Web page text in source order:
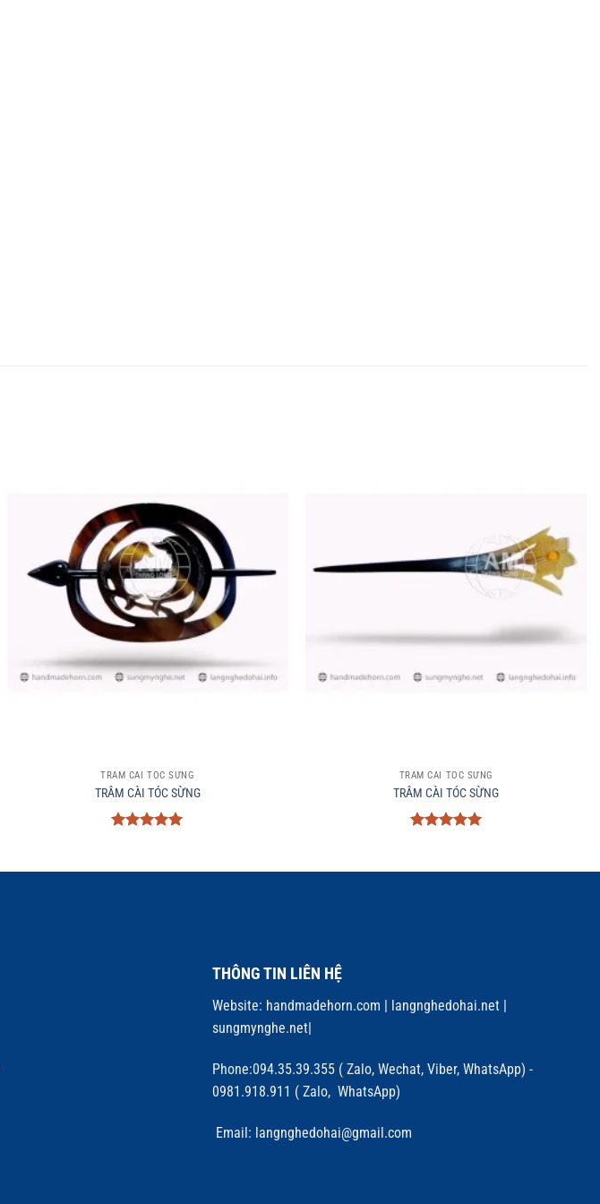
TRÂM CÀI TÓC SỪNG
TRÂM CÀI TÓC SỪNG
sao
TRÂM CÀI TÓC SỪNG
TRÂM CÀI TÓC SỪNG
sao
THÔNG TIN LIÊN HỆ
Website: handmadehorn.com | langnghedohai.net |
sungmynghe.net|
Phone:094.35.39.355 ( Zalo, Wechat, Viber, WhatsApp) -
0981.918.911 ( Zalo, WhatsApp)
Email: langnghedohai@gmail.com